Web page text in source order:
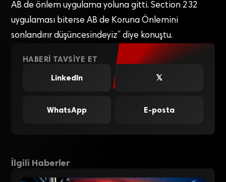
AB de önlem uygulama yoluna gitti. Section 232
uygulaması biterse AB de Koruna Önlemini
sonlandırır düşüncesindeyiz” diye konuştu.
HABERI TAVSIYE ET
LinkedIn
𝕏
WhatsApp E-posta
İlgili Haberler